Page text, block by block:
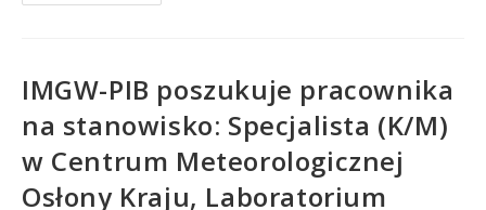
IMGW-PIB poszukuje pracownika
na stanowisko: Specjalista (K/M)
w Centrum Meteorologicznej
Osłony Kraju, Laboratorium